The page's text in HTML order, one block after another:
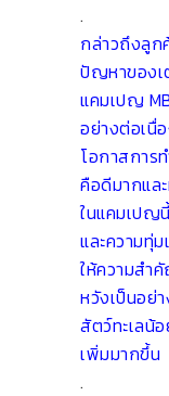
.
กล่าวถึงลูก
ปัญหาของเ
แคมเปญ
อย่างต่อเนื่
โอกาสการ
คือดีมากแล
ในแคมเปญ
และความทุ่
ให้ความสำ
หวังเป็นอย่
สัตว์ทะเลน้
เพิ่มมากขึ้น
.